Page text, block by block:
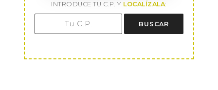
INTRODUCE TU C.P. Y LOCALÍZALA:
BUSCAR